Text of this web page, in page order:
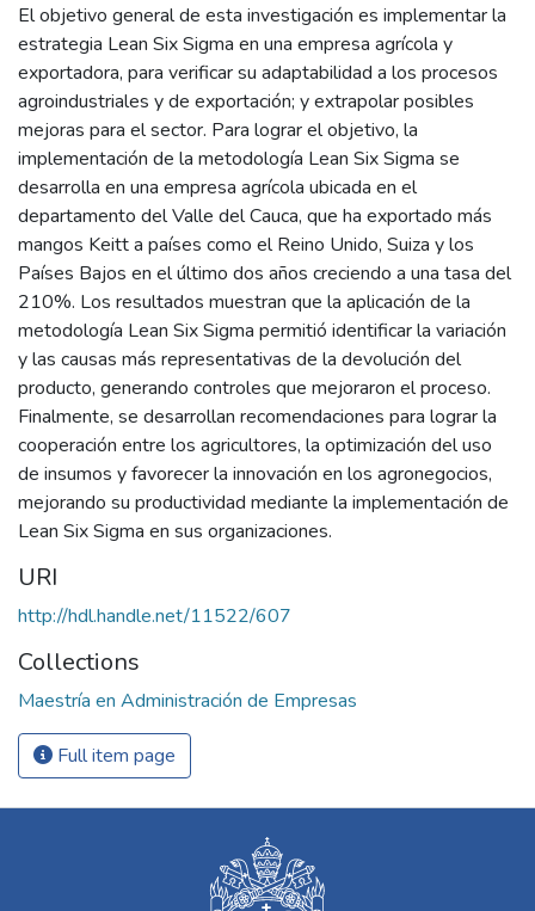
El objetivo general de esta investigación es implementar la
estrategia Lean Six Sigma en una empresa agrícola y
exportadora, para verificar su adaptabilidad a los procesos
agroindustriales y de exportación; y extrapolar posibles
mejoras para el sector. Para lograr el objetivo, la
implementación de la metodología Lean Six Sigma se
desarrolla en una empresa agrícola ubicada en el
departamento del Valle del Cauca, que ha exportado más
mangos Keitt a países como el Reino Unido, Suiza y los
Países Bajos en el último dos años creciendo a una tasa del
210%. Los resultados muestran que la aplicación de la
metodología Lean Six Sigma permitió identificar la variación
y las causas más representativas de la devolución del
producto, generando controles que mejoraron el proceso.
Finalmente, se desarrollan recomendaciones para lograr la
cooperación entre los agricultores, la optimización del uso
de insumos y favorecer la innovación en los agronegocios,
mejorando su productividad mediante la implementación de
Lean Six Sigma en sus organizaciones.
URI
http://hdl.handle.net/11522/607
Collections
Maestría en Administración de Empresas
Full item page